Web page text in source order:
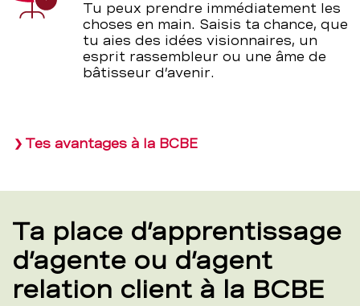
Tu peux prendre immédiatement les
choses en main. Saisis ta chance, que
tu aies des idées visionnaires, un
esprit rassembleur ou une âme de
bâtisseur d’avenir.
Tes avantages à la BCBE
Ta place d’apprentissage
d’agente ou d’agent
relation client à la BCBE